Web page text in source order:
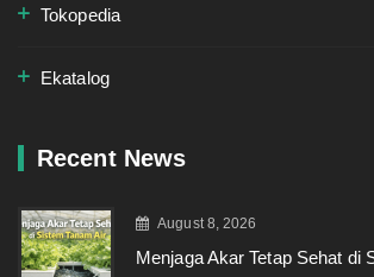
Tokopedia
Ekatalog
Recent News
August 8, 2026
Menjaga Akar Tetap Sehat di